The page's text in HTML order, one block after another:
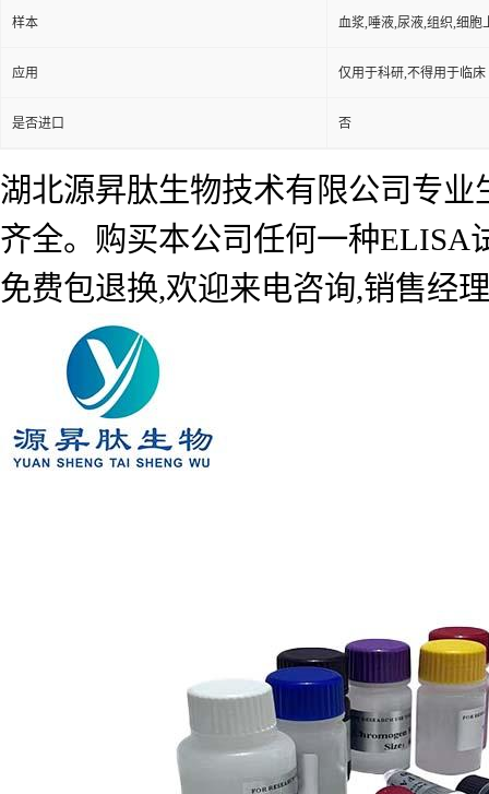
样本 血浆,唾液,尿液,组织,细胞
应用 仅用于科研,不得用于临床
是否进口 否
湖北源昇肽生物技术有限公司专
齐全。购买本公司任何一种ELISA
免费包退换,欢迎来电咨询,销售经